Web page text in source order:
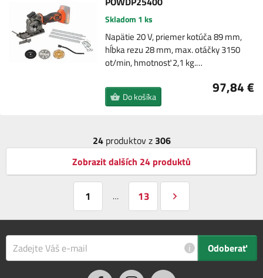
Skladom 1 ks
Napätie 20 V, priemer kotúča 89 mm,
hĺbka rezu 28 mm, max. otáčky 3150
ot/min, hmotnosť 2,1 kg.…
97,84 €
Do košíka
24produktov z 306
Zobrazit dalších 24 produktů
1 … 13
i Odoberať